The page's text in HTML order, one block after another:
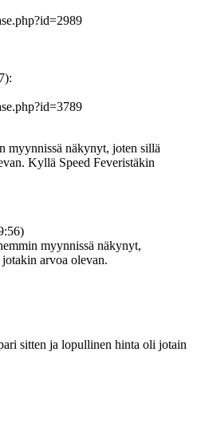
myynnissä näkynyt, joten sillä
Kyllä Speed Feveristäkin
myynnissä näkynyt,
arvoa olevan.
sitten ja lopullinen hinta oli jotain